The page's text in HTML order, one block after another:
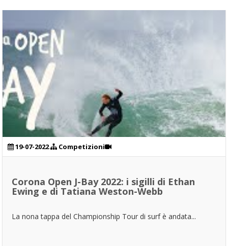
19-07-2022 Competizioni
Corona Open J-Bay 2022: i sigilli di Ethan
Ewing e di Tatiana Weston-Webb
La nona tappa del Championship Tour di surf è andata...